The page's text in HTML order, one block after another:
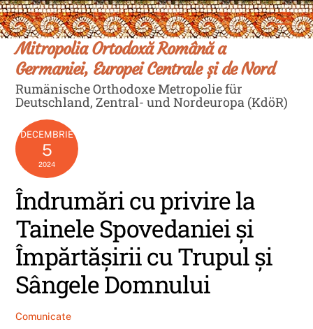
Skip
to
content
Mitropolia Ortodoxă Română a
Germaniei, Europei Centrale și de Nord
Rumänische Orthodoxe Metropolie für
Deutschland, Zentral- und Nordeuropa (KdöR)
DECEMBRIE
5
2024
Îndrumări cu privire la
Tainele Spovedaniei și
Împărtășirii cu Trupul și
Sângele Domnului
Comunicate